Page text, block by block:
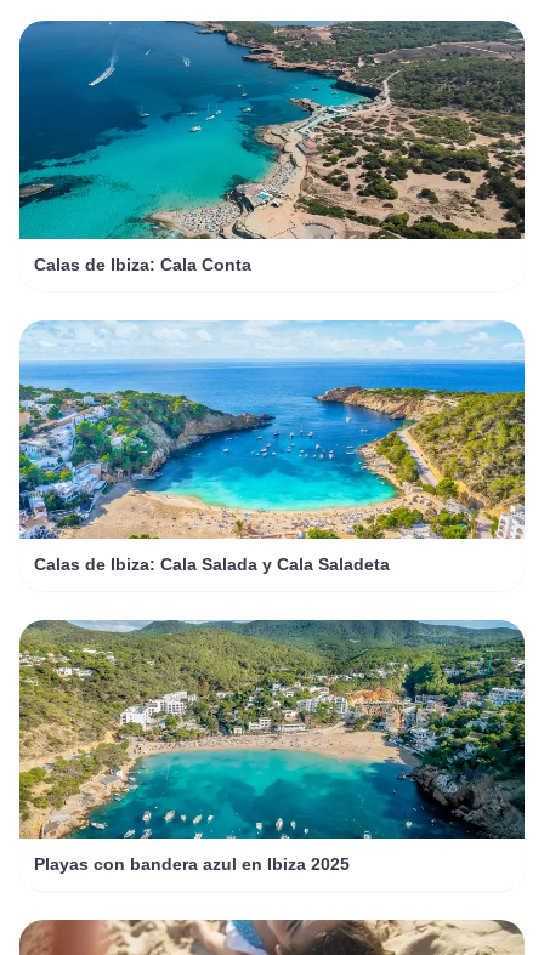
Calas de Ibiza: Cala Conta
Calas de Ibiza: Cala Salada y Cala Saladeta
Playas con bandera azul en Ibiza 2025